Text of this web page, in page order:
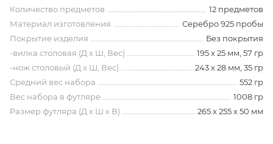
Количество предметов
12 предметов
Материал изготовления
Серебро 925 пробы
Покрытие изделия
Без покрытия
-вилка столовая (Д х Ш, Вес)
195 х 25 мм, 57 гр
-нож столовый (Д х Ш, Вес)
243 х 28 мм, 35 гр
Средний вес набора
552 гр
Вес набора в футляре
1008 гр
Размер футляра (Д х Ш х В)
265 х 255 х 50 мм